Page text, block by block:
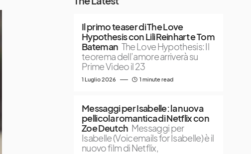
Il primo teaser di The Love
Hypothesis con Lili Reinhart e Tom
Bateman The Love Hypothesis: Il
teorema dell’amore arriverà su
Prime Video il 23
1 Luglio 2026 1 minute read
Messaggi per Isabelle: la nuova
pellicola romantica di Netflix con
Zoe Deutch Messaggi per
Isabelle (Voicemails for Isabelle) è il
nuovo film di Netflix,